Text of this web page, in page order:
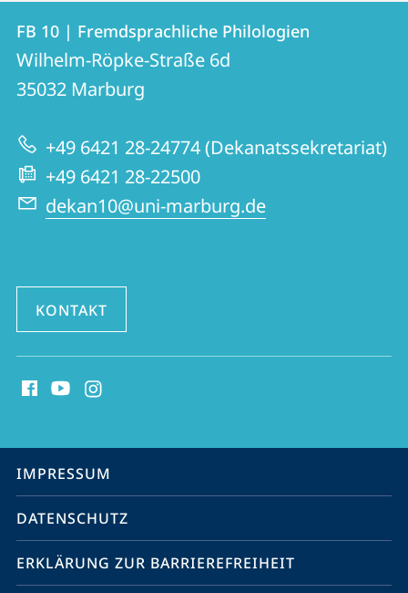
Kontakt
und
Informationen
zur
Website
Kontaktinformationen
FB
10
|
Fremdsprachliche
Philologien
FB 10 | Fremdsprachliche Philologien
Wilhelm-Röpke-Straße 6d
35032 Marburg
+49 6421 28-24774 (Dekanatssekretariat)
+49 6421 28-22500
dekan10@uni-marburg.de
KONTAKT
Media
Service-
Navigation
IMPRESSUM
DATENSCHUTZ
ERKLÄRUNG ZUR BARRIEREFREIHEIT